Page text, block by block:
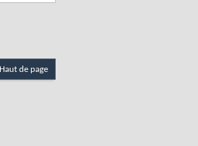
Haut de page